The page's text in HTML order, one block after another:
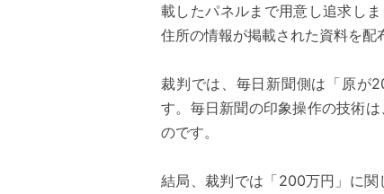
載したパネルまで用意し追求し
住所の情報が掲載された資料を配
裁判では、毎日新聞側は「原が
す。毎日新聞の印象操作の技術
のです。
結局、裁判では「200万円」に